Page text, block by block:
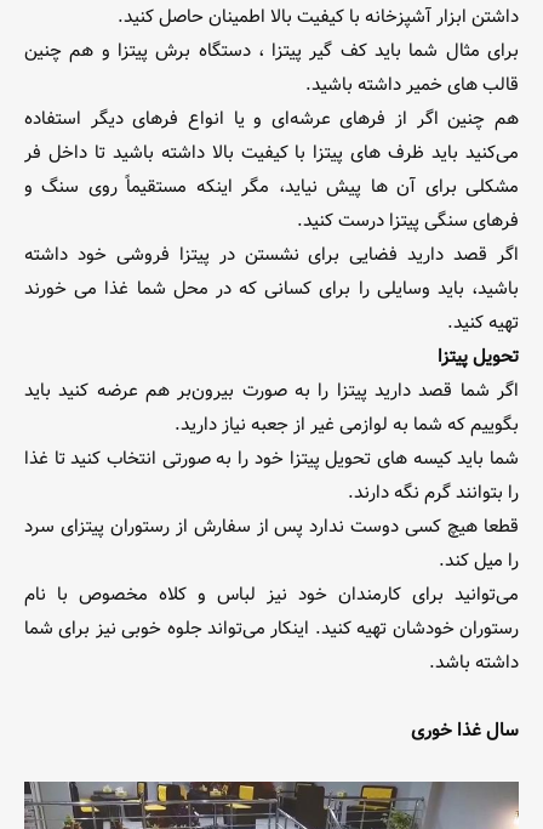
داشتن ابزار آشپزخانه با کیفیت بالا اطمینان حاصل کنید.
برای مثال شما باید کف گیر پیتزا ، دستگاه برش پیتزا و هم چنین
قالب های خمیر داشته باشید.
هم چنین اگر از فرهای عرشه‌ای و یا انواع فرهای دیگر استفاده
می‌کنید باید ظرف های پیتزا با کیفیت بالا داشته باشید تا داخل فر
مشکلی برای آن ها پیش نیاید، مگر اینکه مستقیماً روی سنگ و
فرهای سنگی پیتزا درست کنید.
اگر قصد دارید فضایی برای نشستن در پیتزا فروشی خود داشته
باشید، باید وسایلی را برای کسانی که در محل شما غذا می خورند
تهیه کنید.
تحویل پیتزا
اگر شما قصد دارید پیتزا را به صورت بیرون‌بر هم عرضه کنید باید
بگوییم که شما به لوازمی غیر از جعبه نیاز دارید.
شما باید کیسه های تحویل پیتزا خود را به صورتی انتخاب کنید تا غذا
را بتوانند گرم نگه دارند.
قطعا هیچ کسی دوست ندارد پس از سفارش از رستوران پیتزای سرد
را میل کند.
می‌توانید برای کارمندان خود نیز لباس و کلاه مخصوص با نام
رستوران خودشان تهیه کنید. اینکار می‌تواند جلوه خوبی نیز برای شما
داشته باشد.
سال غذا خوری